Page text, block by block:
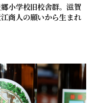
小学校旧校舎群。滋賀
商人の願いから生まれ